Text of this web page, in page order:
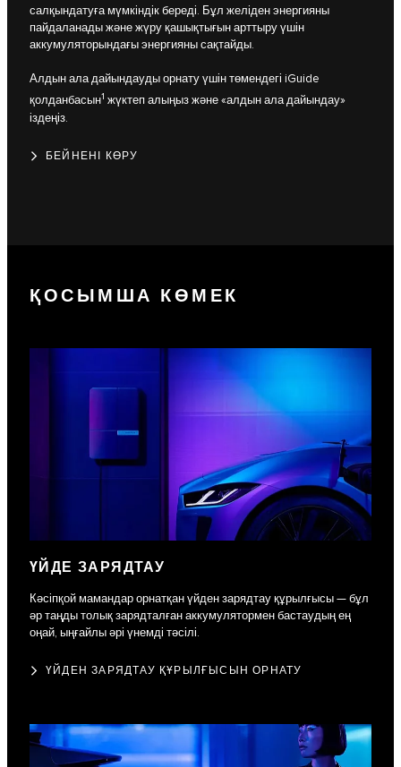
салқындатуға мүмкіндік береді. Бұл желіден энергияны
пайдаланады және жүру қашықтығын арттыру үшін
аккумуляторындағы энергияны сақтайды.
Алдын ала дайындауды орнату үшін төмендегі iGuide
қолданбасын1 жүктеп алыңыз және «алдын ала дайындау»
іздеңіз.
БЕЙНЕНІ КӨРУ
ҚОСЫМША КӨМЕК
ҮЙДЕ ЗАРЯДТАУ
Кәсіпқой мамандар орнатқан үйден зарядтау құрылғысы — бұл
әр таңды толық зарядталған аккумулятормен бастаудың ең
оңай, ыңғайлы әрі үнемді тәсілі.
ҮЙДЕН ЗАРЯДТАУ ҚҰРЫЛҒЫСЫН ОРНАТУ